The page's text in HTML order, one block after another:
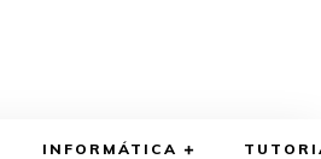
INFORMÁTICA